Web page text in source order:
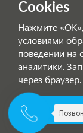
© 2001-2026
Cookies
Нажмите «ОК»,
условиями
поведении на
аналитики.
через браузер.